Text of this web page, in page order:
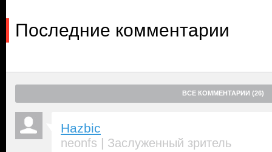
Последние комментарии
ВСЕ КОММЕНТАРИИ (26)
Hazbic
neonfs | Заслуженный зритель